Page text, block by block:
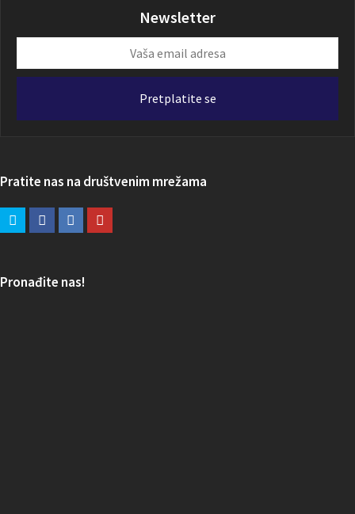
Newsletter
email
Pretplatite se
Pratite nas na društvenim mrežama
Pronađite nas!